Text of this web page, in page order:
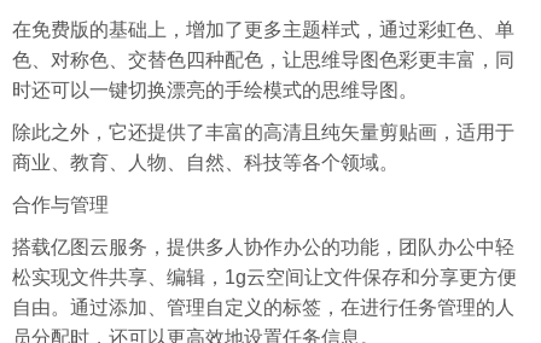
在免费版的基础上，增加了更多主题样式，通过彩虹色、单
色、对称色、交替色四种配色，让思维导图色彩更丰富，同
时还可以一键切换漂亮的手绘模式的思维导图。
除此之外，它还提供了丰富的高清且纯矢量剪贴画，适用于
商业、教育、人物、自然、科技等各个领域。
合作与管理
搭载亿图云服务，提供多人协作办公的功能，团队办公中轻
松实现文件共享、编辑，1g云空间让文件保存和分享更方便
自由。通过添加、管理自定义的标签，在进行任务管理的人
员分配时，还可以更高效地设置任务信息。